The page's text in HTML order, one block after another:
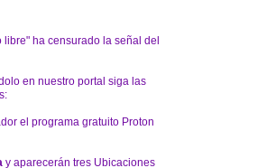
ha censurado la señal del
en nuestro portal siga las
el programa gratuito Proton
y aparecerán tres Ubicaciones